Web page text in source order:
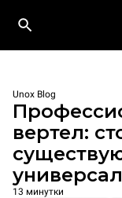
Unox Blog
вертел:
13 минутки